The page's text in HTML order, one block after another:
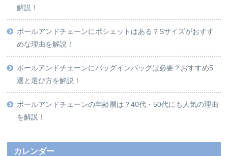
解説！
ボールアンドチェーンにポシェットはある？Sサイズがおすす
めな理由を解説！
ボールアンドチェーンにバッグインバッグは必要？おすすめ5
選と選び方を解説！
ボールアンドチェーンの年齢層は？40代・50代にも人気の理由
を解説！
カレンダー